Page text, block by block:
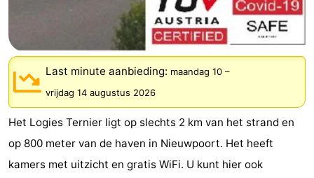
aan
zee
Westende
Last
minutes
Strand
Zien
&
doen
Bezienswaardigheden
-
Last minute aanbieding: maandag 10 –
vrijdag 14 augustus 2026
Het Logies Ternier ligt op slechts 2 km van het strand en
op 800 meter van de haven in Nieuwpoort. Het heeft
kamers met uitzicht en gratis WiFi. U kunt hier ook